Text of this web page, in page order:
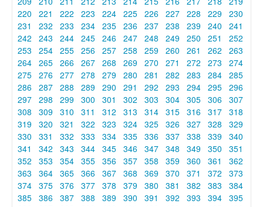
220
221 222 223 224 225 226 227 228 229 230
231
232 233 234 235 236 237 238 239 240
241
242
243 244 245 246 247 248 249 250 251
252
253
254 255 256 257 258 259 260 261 262
263
264 265 266 267 268 269 270 271 272 273
274
275 276 277 278 279 280 281 282 283 284 285
286 287 288 289 290 291 292 293 294 295 296
297 298 299 300 301 302 303 304 305 306 307
308
309 310 311 312 313 314 315 316 317 318
319 320 321 322 323 324 325 326 327 328
329
330
331 332 333 334 335 336 337 338 339 340
341
342 343 344 345 346 347 348 349 350
351
352
353 354 355 356 357 358 359 360 361
362
363
364 365 366 367 368 369 370 371 372
373
374 375 376 377 378 379 380 381 382 383
384
385 386 387 388 389 390 391 392 393 394 395